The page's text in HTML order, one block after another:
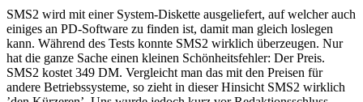
SMS2 wird mit einer System-Diskette ausgeliefert, auf welcher auch
einiges an PD-Software zu finden ist, damit man gleich loslegen
kann. Während des Tests konnte SMS2 wirklich überzeugen. Nur
hat die ganze Sache einen kleinen Schönheitsfehler: Der Preis.
SMS2 kostet 349 DM. Vergleicht man das mit den Preisen für
andere Betriebssysteme, so zieht in dieser Hinsicht SMS2 wirklich